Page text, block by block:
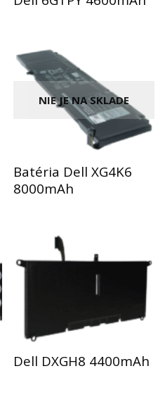
NIE JE NA SKLADE
Batéria Dell XG4K6
8000mAh
Dell DXGH8 4400mAh